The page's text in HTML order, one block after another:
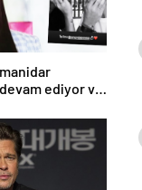
ediyor ve